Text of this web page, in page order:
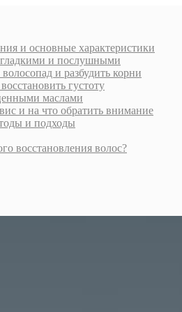
и основные характеристики
гладкими и послушными
и разбудить корни
густоту
маслами
и на что обратить внимание
и подходы
восстановления волос?